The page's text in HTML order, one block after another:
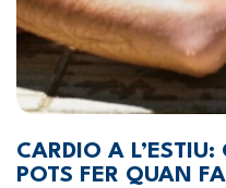
CARDIO A
POTS FER QUAN